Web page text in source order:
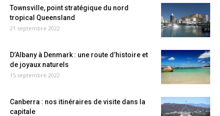
Townsville, point stratégique du nord
tropical Queensland
21 septembre 2022
D’Albany à Denmark : une route d’histoire et
de joyaux naturels
15 septembre 2022
Canberra : nos itinéraires de visite dans la
capitale